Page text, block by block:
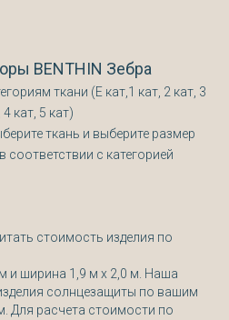
BENTHIN Зебра
ткани (Е кат,1 кат, 2 кат, 3
4 кат, 5 кат)
ткань и выберите размер
соответствии с категорией
стоимость изделия по
и ширина 1,9 м х 2,0 м. Наша
солнцезащиты по вашим
Для расчета стоимости по